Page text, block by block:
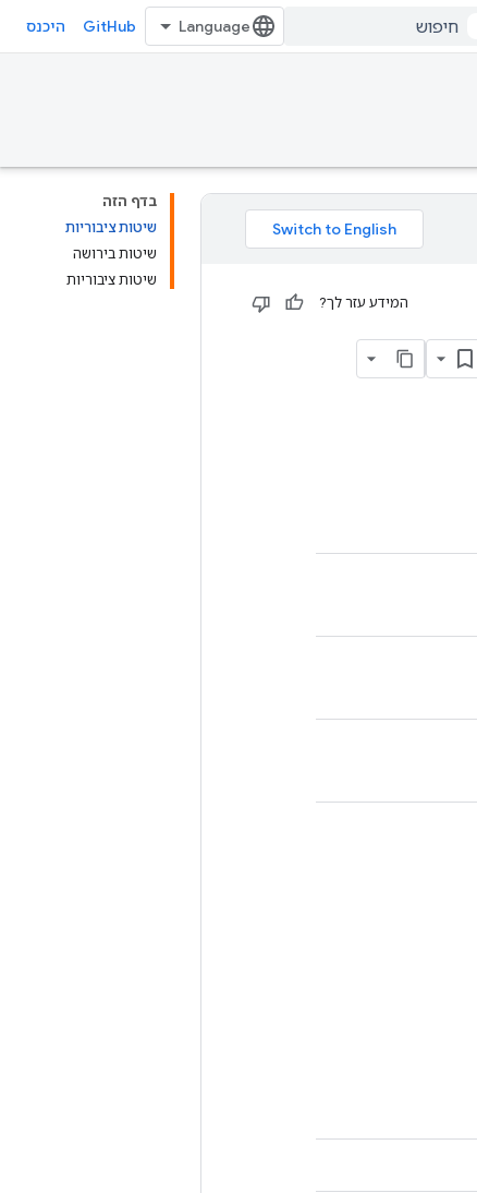
GitHub היכנס
בדף הזה
שיטות ציבוריות
שיטות בירושה
שיטות ציבוריות
המידע עזר לך?